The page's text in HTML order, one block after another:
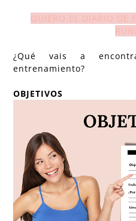
QUIERO EL DIARIO DE
¿Qué vais a
entrenamiento?
OBJETIVOS